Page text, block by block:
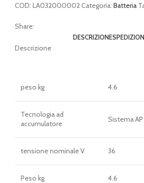
COD: LA032000002 Categoria: Batteria
Share:
DESCRIZIONE
Descrizione
peso kg 4.6
Tecnologia ad
accumulatore
Sistema AP
tensione nominale V 36
Peso kg 4.6